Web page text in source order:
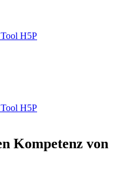
H5P
H5P
Kompetenz von